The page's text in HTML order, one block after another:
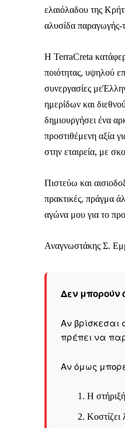
ελαιόλαδου της
αλυσίδα παραγωγής-
Η TerraCreta
ποιότητας, υψηλού
συνεργασίες
ημερίδων και
δημιουργήσει ένα
προστιθέμενη αξία
στην εταιρεία, με
Πιστεύω και
πρακτικές, πράγμα
αγώνα μου για το
Αναγνωστάκης Σ.
Δεν μπορούν
Αν βρίσκεσαι
πρέπει να
Αν όμως
Η
Κοστίζει